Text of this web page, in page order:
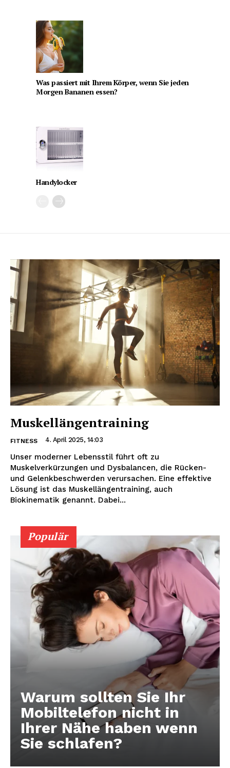
Was passiert mit Ihrem Körper, wenn Sie jeden
Morgen Bananen essen?
Handylocker
Muskellängentraining
FITNESS 4. April 2025, 14:03
Unser moderner Lebensstil führt oft zu
Muskelverkürzungen und Dysbalancen, die Rücken-
und Gelenkbeschwerden verursachen. Eine effektive
Lösung ist das Muskellängentraining, auch
Biokinematik genannt. Dabei...
Populär
Warum sollten Sie Ihr
Mobiltelefon nicht in
Ihrer Nähe haben wenn
Sie schlafen?